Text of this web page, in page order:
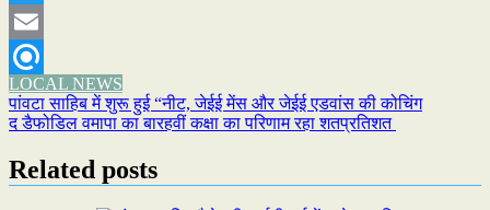
Twitter
Email
Refind
LOCAL NEWS
Post
navigation
पांवटा साहिब में शुरू हुई “नीट, जेईई मेंस और जेईई एडवांस की कोचिंग
द डैफोडिल वमापा का बारहवीं कक्षा का परिणाम रहा शतप्रतिशत
Related posts